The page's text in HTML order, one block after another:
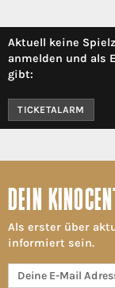
Aktuell keine
anmelden und als
gibt:
TICKETALARM
DEIN
Als erster über
informiert sein.